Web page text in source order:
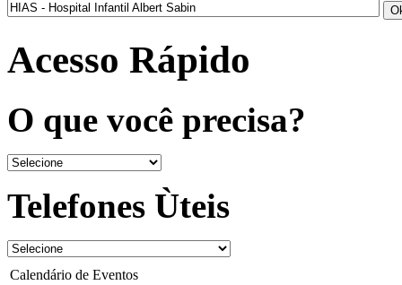
Acesso Rápido
O que você precisa?
Telefones Ùteis
Calendário de Eventos